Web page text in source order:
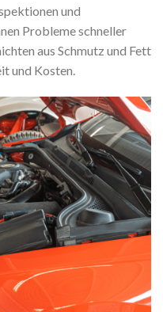
und
Probleme schneller
aus Schmutz und Fett
und Kosten.